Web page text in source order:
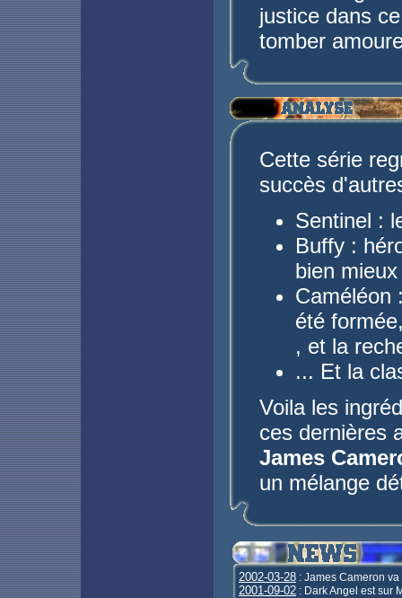
justice dans
tomber
Cette série
succès
Sentinel :
Buffy :
bien
Caméléon
été
, et la
... Et la
Voila les
ces dernières
James
un mélange
2002-03-28 : James Cameron
2001-09-02 : Dark Angel est sur